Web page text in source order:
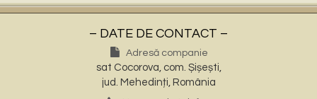
– DATE DE CONTACT –
Adresă companie
sat Cocorova, com. Șișești,
jud. Mehedinți, România